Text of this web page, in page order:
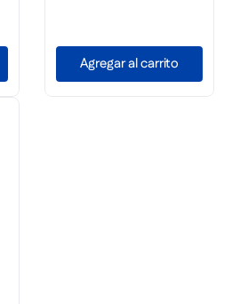
Agregar al carrito